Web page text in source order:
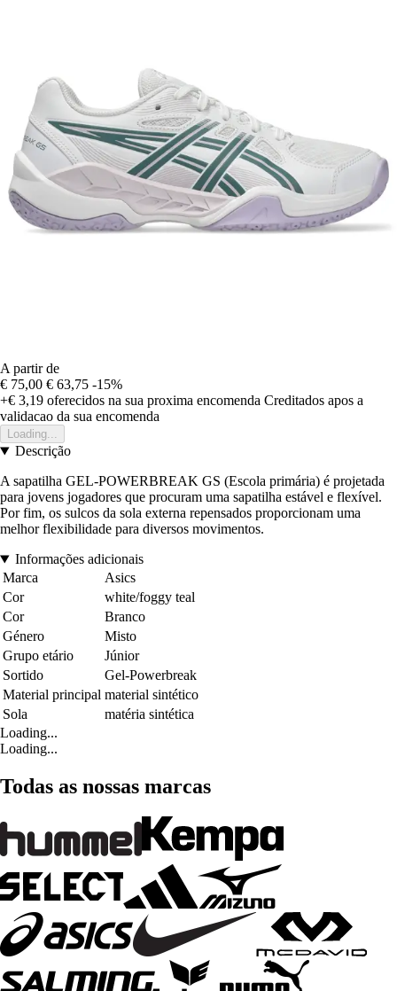
A partir de
€ 75,00 € 63,75 -15%
+€ 3,19 oferecidos na sua proxima encomenda Creditados apos a
validacao da sua encomenda
Loading...
Descrição
A sapatilha GEL-POWERBREAK GS (Escola primária) é projetada
para jovens jogadores que procuram uma sapatilha estável e flexível.
Por fim, os sulcos da sola externa repensados proporcionam uma
melhor flexibilidade para diversos movimentos.
Informações adicionais
Marca
Asics
Cor
white/foggy teal
Cor
Branco
Género
Misto
Grupo etário
Júnior
Sortido
Gel-Powerbreak
Material principal material sintético
Sola
matéria sintética
Loading...
Loading...
Todas as nossas marcas